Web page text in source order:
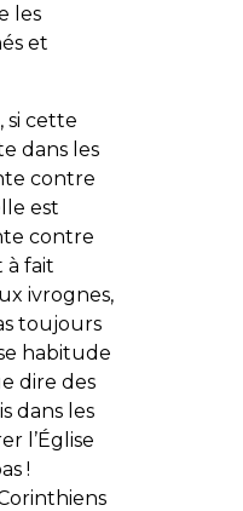
les
et
si cette
dans les
contre
est
contre
à fait
ivrognes,
toujours
habitude
dire des
dans les
l’Église
!